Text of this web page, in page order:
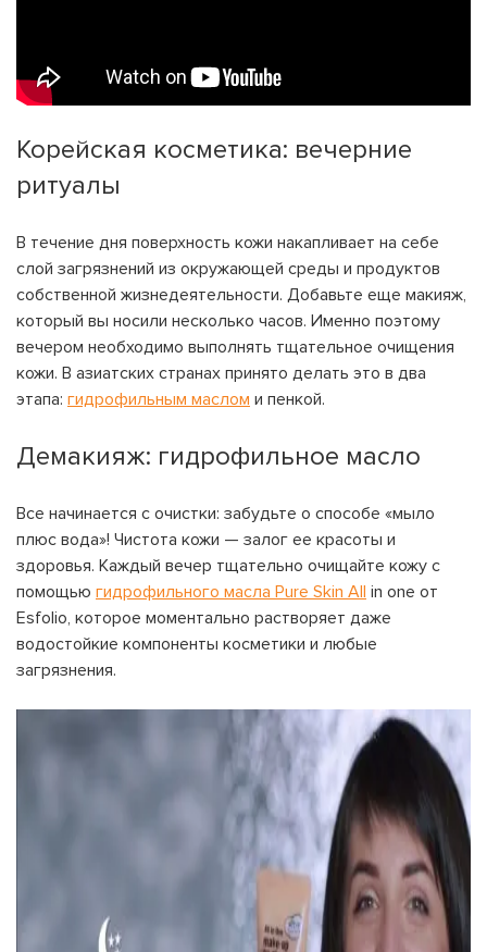
Корейская косметика: вечерние
ритуалы
В течение дня поверхность кожи накапливает на себе
слой загрязнений из окружающей среды и продуктов
собственной жизнедеятельности. Добавьте еще макияж,
который вы носили несколько часов. Именно поэтому
вечером необходимо выполнять тщательное очищения
кожи. В азиатских странах принято делать это в два
этапа: гидрофильным маслом и пенкой.
Демакияж: гидрофильное масло
Все начинается с очистки: забудьте о способе «мыло
плюс вода»! Чистота кожи — залог ее красоты и
здоровья. Каждый вечер тщательно очищайте кожу с
помощью гидрофильного масла Pure Skin All in one от
Esfolio, которое моментально растворяет даже
водостойкие компоненты косметики и любые
загрязнения.